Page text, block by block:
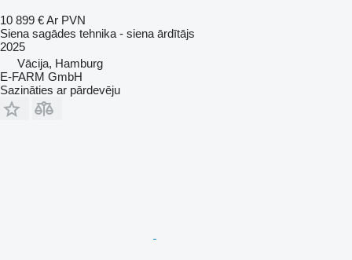
10 899 €Ar PVN
Siena sagādes tehnika - siena ārdītājs
2025
Vācija, Hamburg
E-FARM GmbH
Sazināties ar pārdevēju